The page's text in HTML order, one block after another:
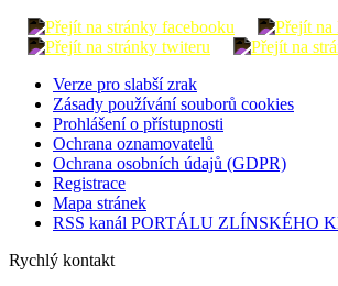
Verze pro slabší zrak
Zásady používání souborů cookies
Prohlášení o přístupnosti
Ochrana oznamovatelů
Ochrana osobních údajů (GDPR)
Registrace
Mapa stránek
RSS kanál PORTÁLU ZLÍNSKÉHO
Rychlý kontakt